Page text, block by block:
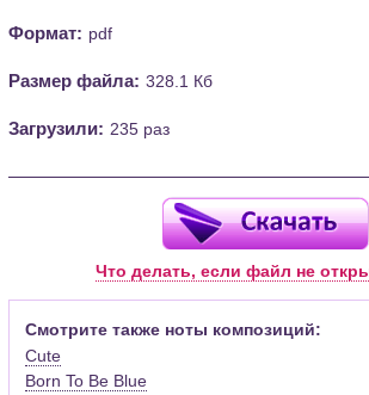
Формат: pdf
Размер файла: 328.1 Кб
Загрузили: 235 раз
Что делать, если файл не
Смотрите также ноты композиций:
Cute
Born To Be Blue